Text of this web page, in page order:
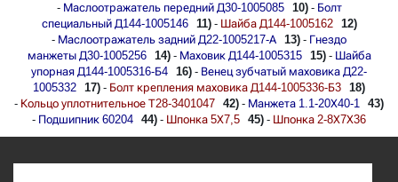
- Маслоотражатель передний Д30-1005085 10)- Болт
специальный Д144-1005146
11) - Шайба Д144-1005162
12)
- Маслоотражатель задний Д22-1005217-А 13) - Гнездо
манжеты Д30-1005256
14) - Маховик Д144-1005315 15)- Шайба
упорная Д144-1005316-Б4 16) - Венец зубчатый маховика Д22-
1005332 17) - Болт крепления маховика Д144-1005336-Б3 18)
- Кольцо уплотнительное Т28-3401047 42) - Манжета 1.1-20Х40-1 43)
- Подшипник 60204 44) - Шпонка 5Х7,5 45) - Шпонка 2-8Х7Х36